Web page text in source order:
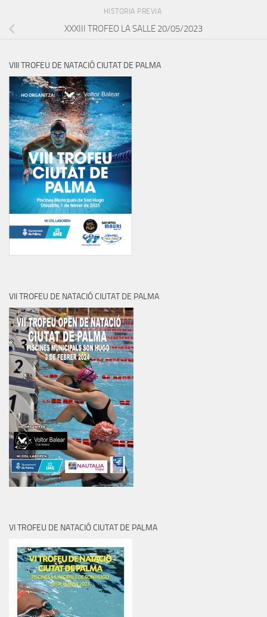
HISTORIA PREVIA
XXXIII TROFEO LA SALLE 20/05/2023
VIII TROFEU DE NATACIÓ CIUTAT DE PALMA
VII TROFEU DE NATACIÓ CIUTAT DE PALMA
VI TROFEU DE NATACIÓ CIUTAT DE PALMA